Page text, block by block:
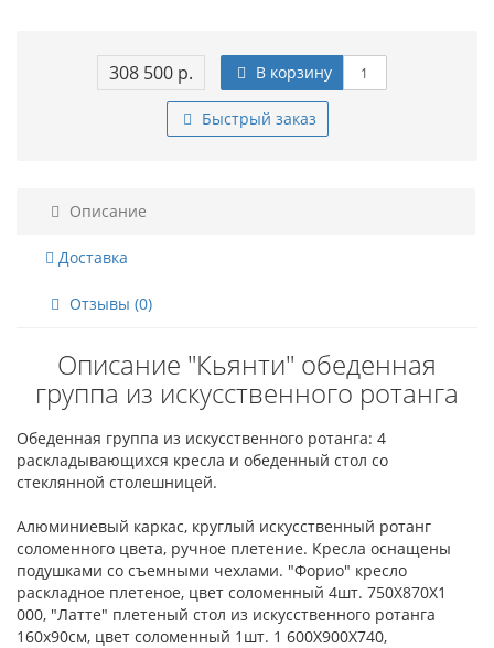
308 500 р. В корзину
Быстрый заказ
Описание
Доставка
Отзывы (0)
Описание "Кьянти" обеденная
группа из искусственного ротанга
Обеденная группа из искусственного ротанга: 4
раскладывающихся кресла и обеденный стол со
стеклянной столешницей.
Алюминиевый каркас, круглый искусственный ротанг
соломенного цвета, ручное плетение. Кресла оснащены
подушками со съемными чехлами. "Форио" кресло
раскладное плетеное, цвет соломенный 4шт. 750Х870Х1
000, "Латте" плетеный стол из искусственного ротанга
160х90см, цвет соломенный 1шт. 1 600Х900Х740,